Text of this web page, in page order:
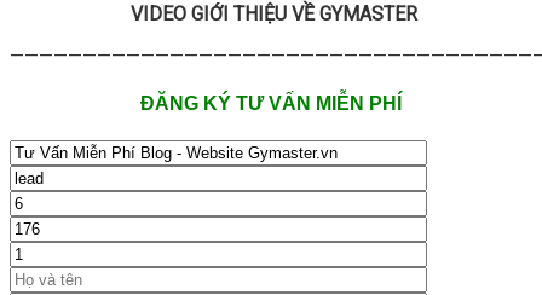
VIDEO GIỚI THIỆU VỀ GYMASTER
ĐĂNG KÝ TƯ VẤN MIỄN PHÍ